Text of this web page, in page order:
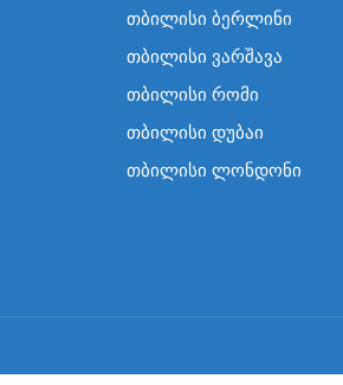
თბილისი ბერლინი
თბილისი ვარშავა
თბილისი რომი
თბილისი დუბაი
თბილისი ლონდონი